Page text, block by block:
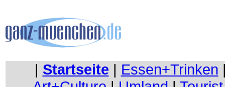
| Startseite | Essen+Trinken